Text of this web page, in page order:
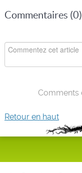
Commentaires (0)
Comments
Retour en haut